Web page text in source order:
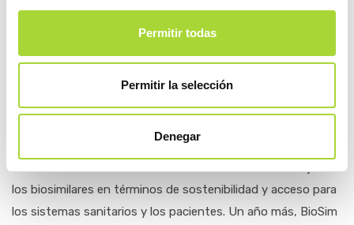
Permitir todas
Permitir la selección
Denegar
Durante la primera semana de noviembre se celebró a nivel
global la iniciativa de concienciación sobre los
International Generics and Biosimilars Medicines (IGBA),
los biosimilares en términos de sostenibilidad y acceso para
los sistemas sanitarios y los pacientes. Un año más, BioSim